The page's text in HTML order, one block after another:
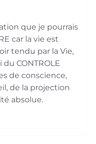
que je pourrais
car la vie est
tendu par la Vie,
CONTROLE
de conscience,
de la projection
absolue.